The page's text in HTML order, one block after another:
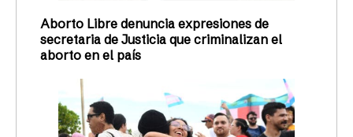
Aborto Libre denuncia expresiones de
secretaria de Justicia que criminalizan el
aborto en el país